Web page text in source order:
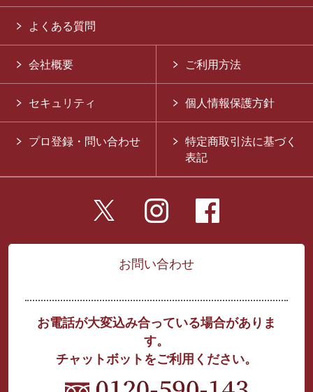
よくある質問
会社概要 ご利用方法
セキュリティ 個人情報保護方針
プロ登録・問い合わせ
特定商取引法に基づく
表記
お問い合わせ
お電話が大変込み合っている場合がありま
す。
チャットボットをご利用ください。